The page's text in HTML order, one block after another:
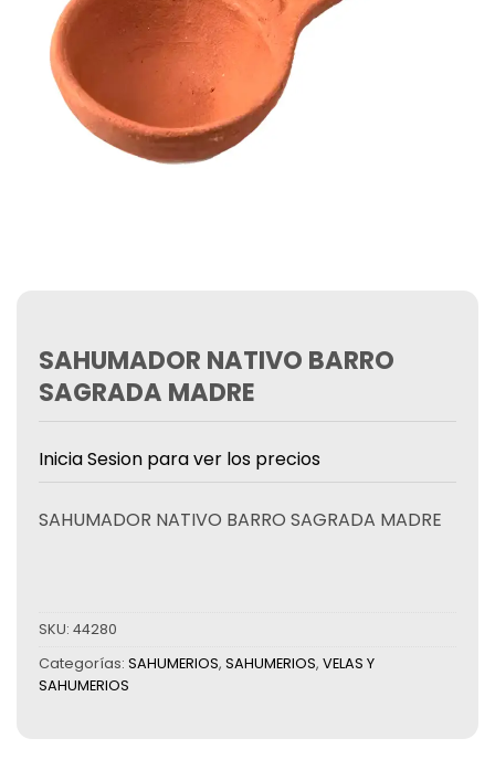
SAHUMADOR NATIVO BARRO
SAGRADA MADRE
Inicia Sesion para ver los precios
SAHUMADOR NATIVO BARRO SAGRADA MADRE
SKU: 44280
Categorías: SAHUMERIOS, SAHUMERIOS, VELAS Y
SAHUMERIOS